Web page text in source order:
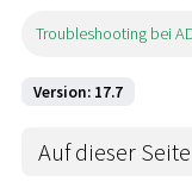
Troubleshooting bei
Version: 17.7
Auf dieser Seite